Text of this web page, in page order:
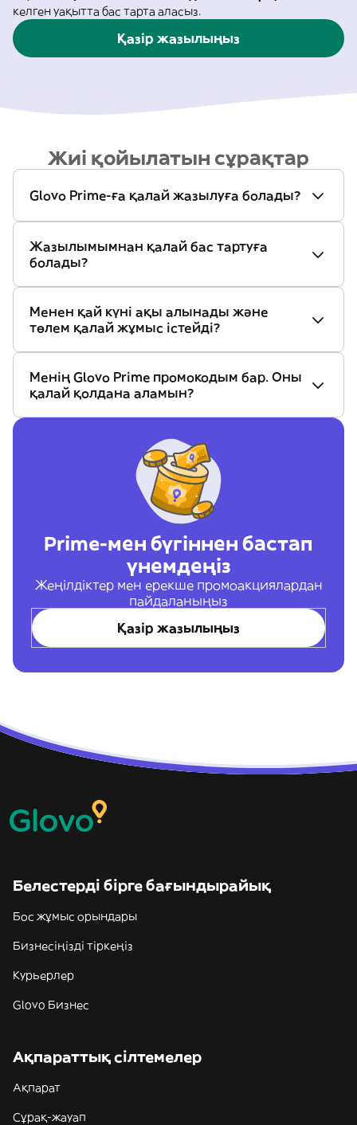
келген уақытта бас тарта аласыз.
Қазір жазылыңыз
Жиі қойылатын сұрақтар
Glovo Prime-ға қалай жазылуға болады?
Жазылымымнан қалай бас тартуға
болады?
Менен қай күні ақы алынады және
төлем қалай жұмыс істейді?
Менің Glovo Prime промокодым бар. Оны
қалай қолдана аламын?
Prime-мен бүгіннен бастап
үнемдеңіз
Жеңілдіктер мен ерекше промоакциялардан
пайдаланыңыз
Қазір жазылыңыз
Белестерді бірге бағындырайық
Бос жұмыс орындары
Бизнесіңізді тіркеңіз
Курьерлер
Glovo Бизнес
Ақпараттық сілтемелер
Ақпарат
Сұрақ-жауап